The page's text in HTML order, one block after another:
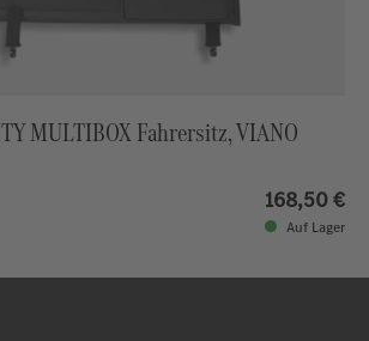
MULTIBOX Fahrersitz, VIANO
168,50 €
Auf Lager